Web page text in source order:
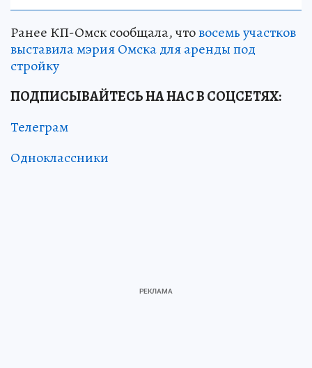
Ранее КП-Омск сообщала, чтовосемь участков
выставила мэрия Омска для аренды под
стройку
ПОДПИСЫВАЙТЕСЬ НА НАС В СОЦСЕТЯХ:
Телеграм
Одноклассники